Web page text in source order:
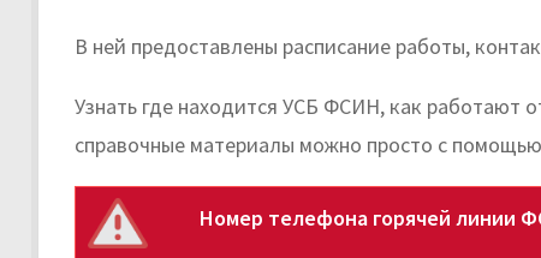
В ней предоставлены расписание работы,
Узнать где находится УСБ ФСИН, как работают
справочные материалы можно просто с
Номер телефона горячей линии